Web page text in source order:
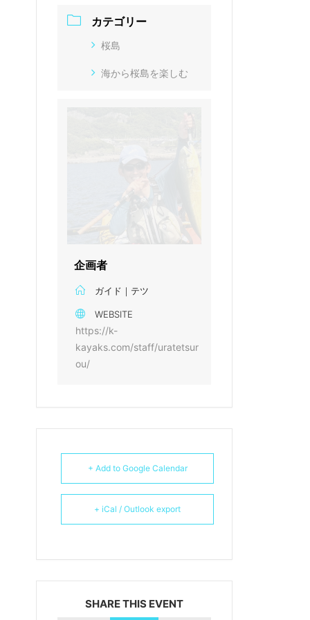
カテゴリー
桜島
海から桜島を楽しむ
企画者
ガイド｜テツ
WEBSITE
https://k-
kayaks.com/staff/uratetsur
ou/
+ Add to Google Calendar
+ iCal / Outlook export
SHARE THIS EVENT